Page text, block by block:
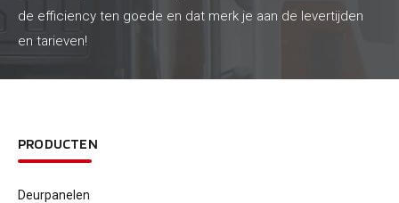
de efficiency ten goede en dat merk je aan de levertijden
en tarieven!
PRODUCTEN
Deurpanelen